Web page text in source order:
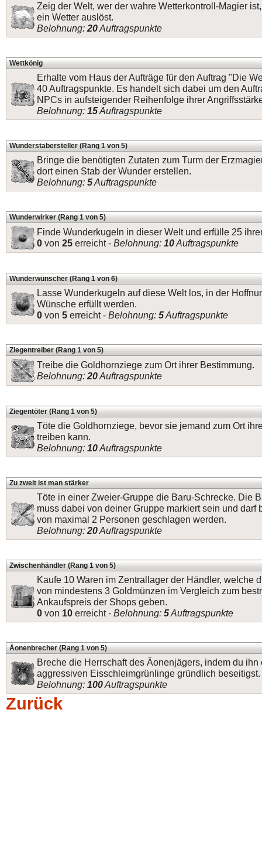
Zeig der Welt, wer der wahre Wetterkontroll-Magier
ein Wetter auslöst.
Belohnung: 20Auftragspunkte
Wettkönig
Erhalte vom Haus der Aufträge für den Auftrag "Die
40 Auftragspunkte. Es handelt sich dabei um den
NPCs in aufsteigender Reihenfolge ihrer
Belohnung: 15Auftragspunkte
Wunderstabersteller (Rang 1 von 5)
Bringe die benötigten Zutaten zum Turm der
dort einen Stab der Wunder erstellen.
Belohnung: 5Auftragspunkte
Wunderwirker (Rang 1 von 5)
Finde Wunderkugeln in dieser Welt und erfülle 25
0 von 25 erreicht - Belohnung: 10Auftragspunkte
Wunderwünscher (Rang 1 von 6)
Lasse Wunderkugeln auf diese Welt los, in der
Wünsche erfüllt werden.
0 von 5 erreicht - Belohnung: 5Auftragspunkte
Ziegentreiber (Rang 1 von 5)
Treibe die Goldhornziege zum Ort ihrer Bestimmung.
Belohnung: 20Auftragspunkte
Ziegentöter (Rang 1 von 5)
Töte die Goldhornziege, bevor sie jemand zum Ort
treiben kann.
Belohnung: 10Auftragspunkte
Zu zweit ist man stärker
Töte in einer Zweier-Gruppe die Baru-Schrecke. Die
muss dabei von deiner Gruppe markiert sein und darf
von maximal 2 Personen geschlagen werden.
Belohnung: 20Auftragspunkte
Zwischenhändler (Rang 1 von 5)
Kaufe 10 Waren im Zentrallager der Händler, welche
von mindestens 3 Goldmünzen im Vergleich zum
Ankaufspreis der Shops geben.
0 von 10 erreicht - Belohnung: 5Auftragspunkte
Äonenbrecher (Rang 1 von 5)
Breche die Herrschaft des Äonenjägers, indem du ihn
aggressiven Eisschleimgrünlinge gründlich beseitigst.
Belohnung: 100Auftragspunkte
Zurück